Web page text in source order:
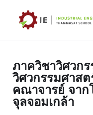
ภาควิชาวิศวก
วิศวกรรมศาส
คณาจารย์ จาก
จุลจอมเกล้า